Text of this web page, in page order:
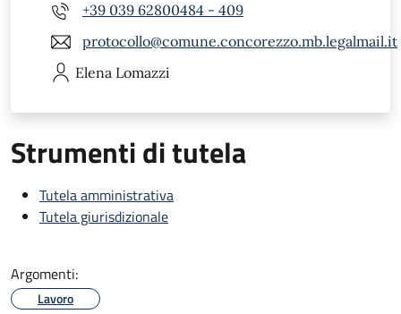
+39 039 62800484 - 409
protocollo@comune.concorezzo.mb.legalmail.it
Elena Lomazzi
Strumenti di tutela
Tutela amministrativa
Tutela giurisdizionale
Argomenti:
Lavoro